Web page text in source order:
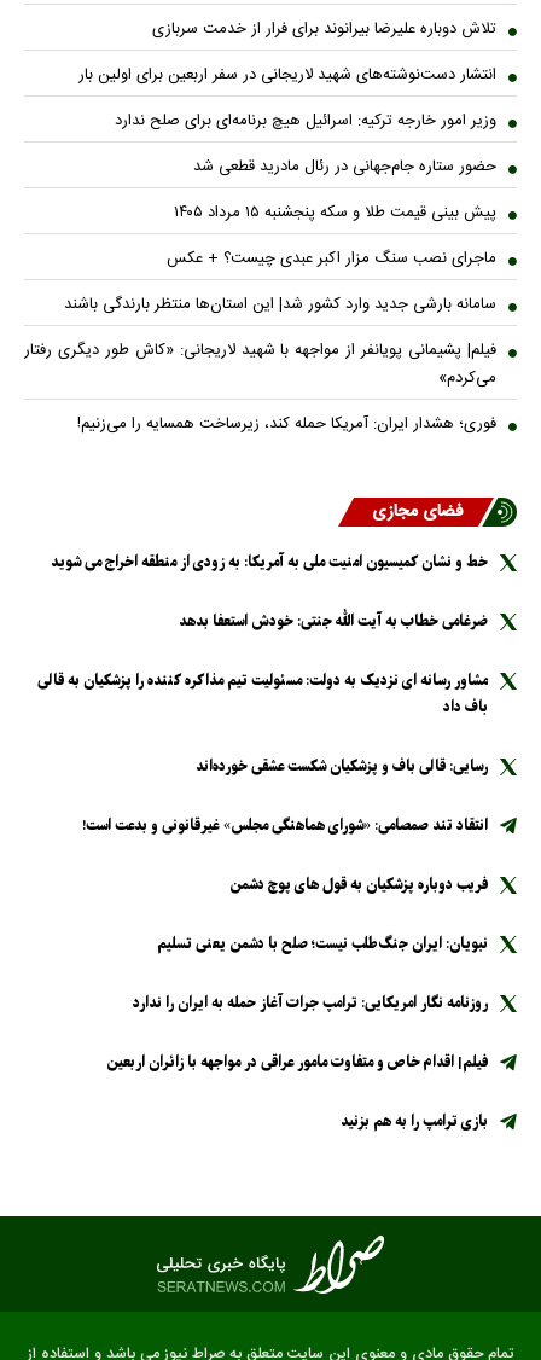
تلاش دوباره علیرضا بیرانوند برای فرار از خدمت سربازی
انتشار دست‌نوشته‌های شهید لاریجانی در سفر اربعین برای اولین بار
وزیر امور خارجه ترکیه: اسرائیل هیچ برنامه‌ای برای صلح ندارد
حضور ستاره جام‌جهانی در رئال مادرید قطعی شد
پیش بینی قیمت طلا و سکه پنجشنبه ۱۵ مرداد ۱۴۰۵
ماجرای نصب سنگ مزار اکبر عبدی چیست؟ + عکس
سامانه بارشی جدید وارد کشور شد| این استان‌ها منتظر بارندگی باشند
فیلم| پشیمانی پویانفر از مواجهه با شهید لاریجانی: «کاش طور دیگری رفتار
می‌کردم»
فوری؛ هشدار ایران: آمریکا حمله کند، زیرساخت همسایه را می‌زنیم!
فضای مجازی
خط و نشان کمیسیون امنیت ملی به آمریکا: به زودی از منطقه اخراج می شوید
ضرغامی خطاب به آیت الله جنتی: خودش استعفا بدهد
مشاور رسانه ای نزدیک به دولت: مسئولیت تیم مذاکره کننده را پزشکیان به قالی
باف داد
رسایی: قالی باف و پزشکیان شکست عشقی خورده‌اند
انتقاد تند صمصامی: «شورای هماهنگی مجلس» غیرقانونی و بدعت است!
فریب دوباره پزشکیان به قول های پوچ دشمن
نبویان: ایران جنگ‌طلب نیست؛ صلح با دشمن یعنی تسلیم
روزنامه نگار امریکایی: ترامپ جرات آغاز حمله به ایران را ندارد
فیلم| اقدام خاص و متفاوت مامور عراقی در مواجهه با زائران اربعین
بازی ترامپ را به هم بزنید
تمام حقوق مادی و معنوی این سایت متعلق به صراط نیوز می باشد و استفاده از